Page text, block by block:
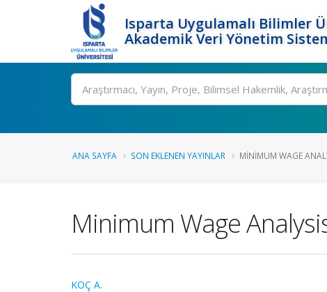
Isparta Uygulamalı Bilimler
Akademik Veri Yönetim
Ara
ANA SAYFA SON EKLENEN YAYINLAR MINIMUM WAGE
Minimum Wage
KOÇ A.